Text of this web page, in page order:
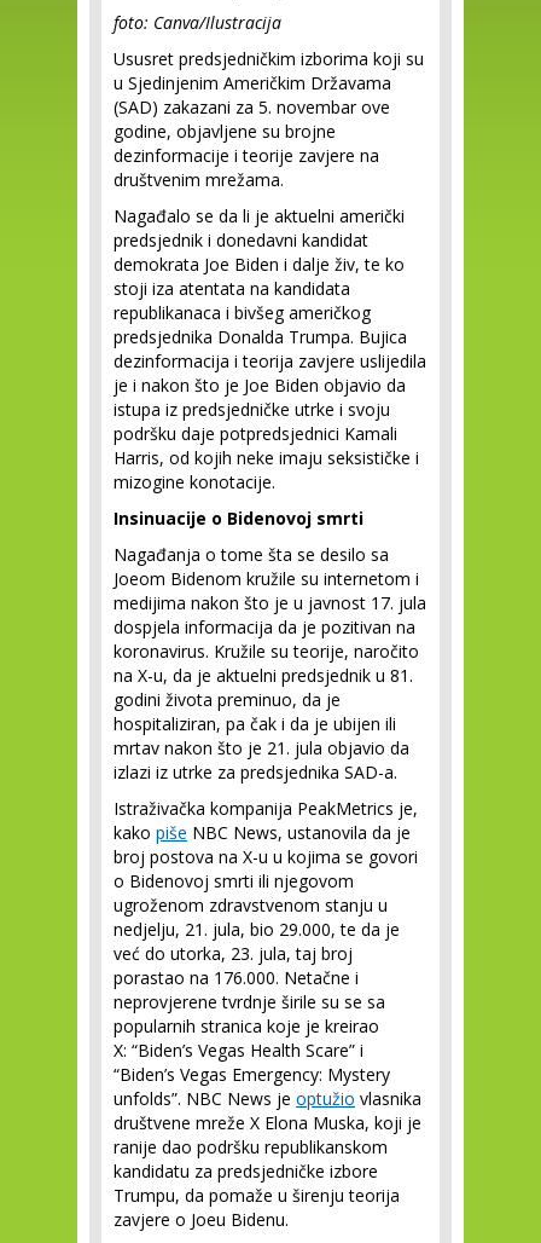
foto: Canva/Ilustracija
Ususret predsjedničkim izborima koji su
u Sjedinjenim Američkim Državama
(SAD) zakazani za 5. novembar ove
godine, objavljene su brojne
dezinformacije i teorije zavjere na
društvenim mrežama.
Nagađalo se da li je aktuelni američki
predsjednik i donedavni kandidat
demokrata Joe Biden i dalje živ, te ko
stoji iza atentata na kandidata
republikanaca i bivšeg američkog
predsjednika Donalda Trumpa. Bujica
dezinformacija i teorija zavjere uslijedila
je i nakon što je Joe Biden objavio da
istupa iz predsjedničke utrke i svoju
podršku daje potpredsjednici Kamali
Harris, od kojih neke imaju seksističke i
mizogine konotacije.
Insinuacije o Bidenovoj smrti
Nagađanja o tome šta se desilo sa
Joeom Bidenom kružile su internetom i
medijima nakon što je u javnost 17. jula
dospjela informacija da je pozitivan na
koronavirus. Kružile su teorije, naročito
na X-u, da je aktuelni predsjednik u 81.
godini života preminuo, da je
hospitaliziran, pa čak i da je ubijen ili
mrtav nakon što je 21. jula objavio da
izlazi iz utrke za predsjednika SAD-a.
Istraživačka kompanija PeakMetrics je,
kako piše NBC News, ustanovila da je
broj postova na X-u u kojima se govori
o Bidenovoj smrti ili njegovom
ugroženom zdravstvenom stanju u
nedjelju, 21. jula, bio 29.000, te da je
već do utorka, 23. jula, taj broj
porastao na 176.000. Netačne i
neprovjerene tvrdnje širile su se sa
popularnih stranica koje je kreirao
X: “Biden’s Vegas Health Scare” i
“Biden’s Vegas Emergency: Mystery
unfolds”. NBC News je optužio vlasnika
društvene mreže X Elona Muska, koji je
ranije dao podršku republikanskom
kandidatu za predsjedničke izbore
Trumpu, da pomaže u širenju teorija
zavjere o Joeu Bidenu.